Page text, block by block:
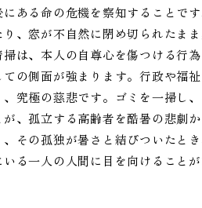
ある命の危機を察知することで
、窓が不自然に閉め切られたま
は、本人の自尊心を傷つける行
の側面が強まります。行政や福
究極の慈悲です。ゴミを一掃し
、孤立する高齢者を酷暑の悲劇
その孤独が暑さと結びついたと
る一人の人間に目を向けることが